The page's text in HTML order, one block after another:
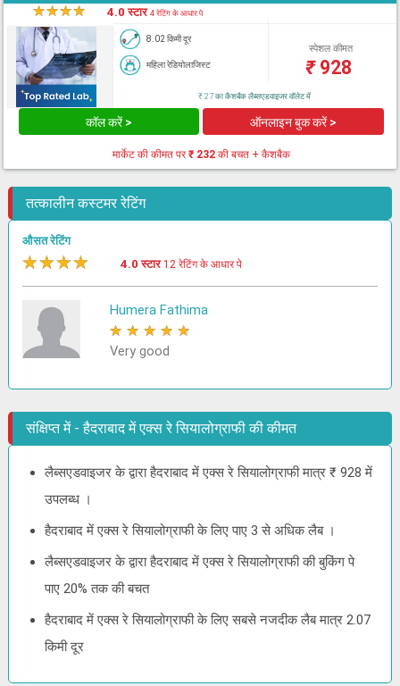
★★★★ 4.0 स्टार4 रेटिंग के आधार पे
8.02 किमी दूर
महिला रेडियोलाजिस्ट
स्पेशल कीमत
₹928
₹ 27 का कैशबैक लैब्सएडवाइजर वॉलेट में
कॉल करें > ऑनलाइन बुक करें >
मार्केट की कीमत पर₹ 232की बचत + कैशबैक
तत्कालीन कस्टमर रेटिंग
औसत रेटिंग
★★★★ 4.0 स्टार 12 रेटिंग के आधार पे
Humera Fathima
★ ★ ★ ★ ★
Very good
संक्षिप्त में - हैदराबाद में एक्स रे सियालोग्राफी की कीमत
लैब्सएडवाइजर के द्वारा हैदराबाद में एक्स रे सियालोग्राफी मात्र ₹ 928 में
उपलब्ध ।
हैदराबाद में एक्स रे सियालोग्राफी के लिए पाए 3 से अधिक लैब ।
लैब्सएडवाइजर के द्वारा हैदराबाद में एक्स रे सियालोग्राफी की बुकिंग पे
पाए 20% तक की बचत
हैदराबाद में एक्स रे सियालोग्राफी के लिए सबसे नजदीक लैब मात्र 2.07
किमी दूर